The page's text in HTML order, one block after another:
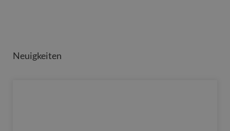
Neuigkeiten